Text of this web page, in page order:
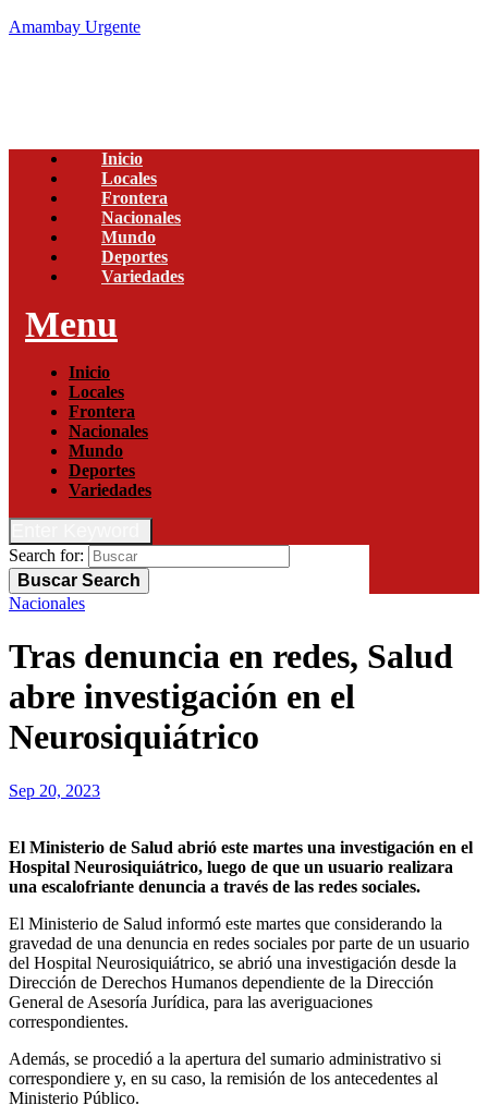
Amambay Urgente
Inicio
Locales
Frontera
Nacionales
Mundo
Deportes
Variedades
Menu
Inicio
Locales
Frontera
Nacionales
Mundo
Deportes
Variedades
Search for:
Buscar Search
Nacionales
Tras denuncia en redes, Salud
abre investigación en el
Neurosiquiátrico
Sep 20, 2023
El Ministerio de Salud abrió este martes una investigación en el
Hospital Neurosiquiátrico, luego de que un usuario realizara
una escalofriante denuncia a través de las redes sociales.
El Ministerio de Salud informó este martes que considerando la
gravedad de una denuncia en redes sociales por parte de un usuario
del Hospital Neurosiquiátrico, se abrió una investigación desde la
Dirección de Derechos Humanos dependiente de la Dirección
General de Asesoría Jurídica, para las averiguaciones
correspondientes.
Además, se procedió a la apertura del sumario administrativo si
correspondiere y, en su caso, la remisión de los antecedentes al
Ministerio Público.